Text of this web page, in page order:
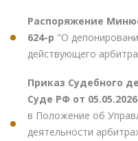
Распоряжение
624-р "О
действующего
Приказ Судебного
Суде РФ от
в Положение об
деятельности